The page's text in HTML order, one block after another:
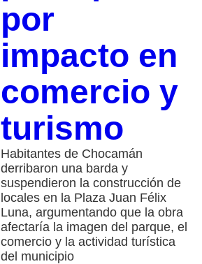
por
impacto en
comercio y
turismo
Habitantes de Chocamán
derribaron una barda y
suspendieron la construcción de
locales en la Plaza Juan Félix
Luna, argumentando que la obra
afectaría la imagen del parque, el
comercio y la actividad turística
del municipio